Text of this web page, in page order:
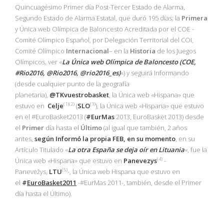
Quincuagésimo Primer día Post-Tercer Estado de Alarma,
Segundo Estado de Alarma Estatal, que duró 195 días; la Primera
y Única web Olímpica de Baloncesto Acreditada por el COE -
Comité Olímpico Español, por Delegación Territorial del COI,
Comité Olímpico Internacional– en la Historia de los Juegos
Olímpicos, ver «La Única web Olímpica de Baloncesto (COE,
#Rio2016, @Rio2016, @rio2016_es)«) y seguirá Informando
(desde cualquier punto de la geografía
planetaria), @TKvuestrobasket, la Única web «Hispana» que
estuvo en Celje(1)(2) (SLO(3)), la Única web «Hispana» que estuvo
en el #EuroBasket2013 (#EurMas2013, EuroBasket 2013) desde
el Primer día hasta el Último(al igual que también, 2 años
antes, según Informó la propia FEB, en su momento, en su
Artículo Titulado «La otra España se deja oír en Lituania«, fue la
Única web «Hispana» que estuvo en Panevezys(4) -
Panevėžys, LTU(5)-, la Única web Hispana que estuvo en
el #EuroBasket2011 -#EurMas 2011-, también, desde el Primer
día hasta el Último).